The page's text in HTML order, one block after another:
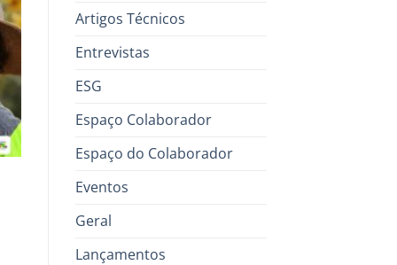
Artigos Técnicos
Entrevistas
ESG
Espaço Colaborador
Espaço do Colaborador
Eventos
Geral
Lançamentos